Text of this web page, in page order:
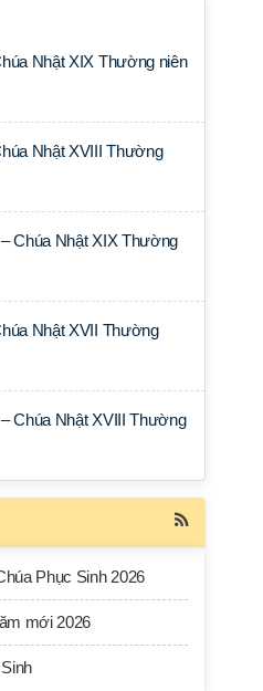
Nhật XIX Thường niên
Nhật XVIII Thường
Chúa Nhật XIX Thường
Nhật XVII Thường
Chúa Nhật XVIII Thường
Phục Sinh 2026
mới 2026